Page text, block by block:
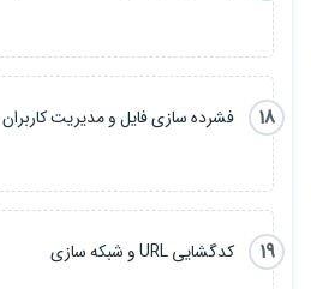
18
فشرده سازی فایل و مدیریت کاربران
19
کدگشایی URL و شبکه سازی